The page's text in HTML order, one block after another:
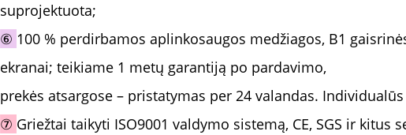
suprojektuota;
⑥ 100 % perdirbamos aplinkosaugos medžiagos, B1
ekranai; teikiame 1 metų garantiją po pardavimo,
prekės atsargose – pristatymas per 24 valandas.
⑦ Griežtai taikyti ISO9001 valdymo sistemą, CE, SGS ir kitus